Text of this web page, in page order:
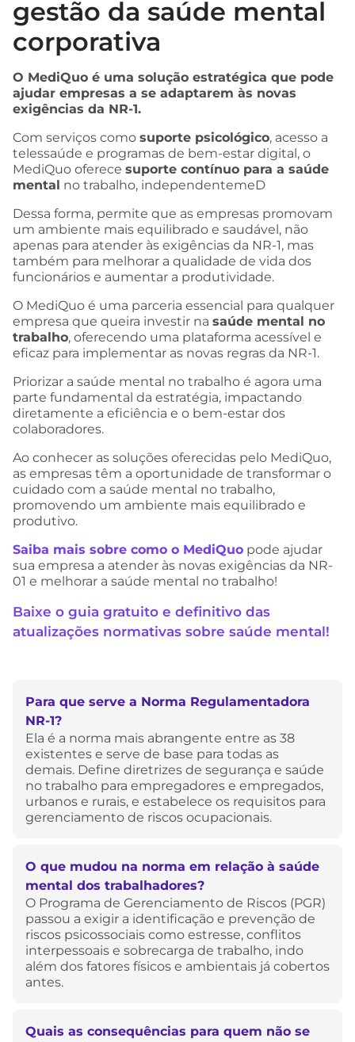
gestão da saúde mental
corporativa
O MediQuo é uma solução estratégica que pode
ajudar empresas a se adaptarem às novas
exigências da NR-1.
Com serviços como suporte psicológico, acesso a
telessaúde e programas de bem-estar digital, o
MediQuo oferece suporte contínuo para a saúde
mental no trabalho, independentemeD
Dessa forma, permite que as empresas promovam
um ambiente mais equilibrado e saudável, não
apenas para atender às exigências da NR-1, mas
também para melhorar a qualidade de vida dos
funcionários e aumentar a produtividade.
O MediQuo é uma parceria essencial para qualquer
empresa que queira investir na saúde mental no
trabalho, oferecendo uma plataforma acessível e
eficaz para implementar as novas regras da NR-1.
Priorizar a saúde mental no trabalho é agora uma
parte fundamental da estratégia, impactando
diretamente a eficiência e o bem-estar dos
colaboradores.
Ao conhecer as soluções oferecidas pelo MediQuo,
as empresas têm a oportunidade de transformar o
cuidado com a saúde mental no trabalho,
promovendo um ambiente mais equilibrado e
produtivo.
Saiba mais sobre como o MediQuo pode ajudar
sua empresa a atender às novas exigências da NR-
01 e melhorar a saúde mental no trabalho!
Baixe o guia gratuito e definitivo das
atualizações normativas sobre saúde mental!
Para que serve a Norma Regulamentadora
NR-1?
Ela é a norma mais abrangente entre as 38
existentes e serve de base para todas as
demais. Define diretrizes de segurança e saúde
no trabalho para empregadores e empregados,
urbanos e rurais, e estabelece os requisitos para
gerenciamento de riscos ocupacionais.
O que mudou na norma em relação à saúde
mental dos trabalhadores?
O Programa de Gerenciamento de Riscos (PGR)
passou a exigir a identificação e prevenção de
riscos psicossociais como estresse, conflitos
interpessoais e sobrecarga de trabalho, indo
além dos fatores físicos e ambientais já cobertos
antes.
Quais as consequências para quem não se